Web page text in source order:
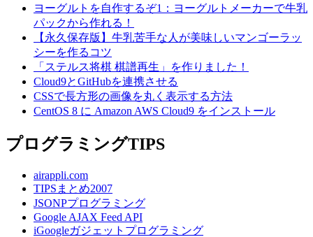
ヨーグルトを自作するぞ1：ヨーグルトメーカーで牛乳
パックから作れる！
【永久保存版】牛乳苦手な人が美味しいマンゴーラッ
シーを作るコツ
「ステルス将棋 棋譜再生」を作りました！
Cloud9とGitHubを連携させる
CSSで長方形の画像を丸く表示する方法
CentOS 8 に Amazon AWS Cloud9 をインストール
プログラミングTIPS
airappli.com
TIPSまとめ2007
JSONPプログラミング
Google AJAX Feed API
iGoogleガジェットプログラミング